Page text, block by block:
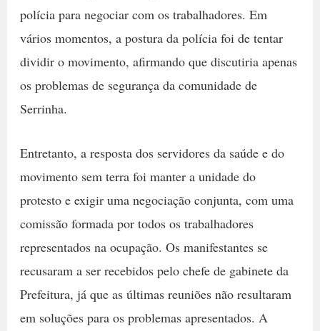
polícia para negociar com os trabalhadores. Em
vários momentos, a postura da polícia foi de tentar
dividir o movimento, afirmando que discutiria apenas
os problemas de segurança da comunidade de
Serrinha.
Entretanto, a resposta dos servidores da saúde e do
movimento sem terra foi manter a unidade do
protesto e exigir uma negociação conjunta, com uma
comissão formada por todos os trabalhadores
representados na ocupação. Os manifestantes se
recusaram a ser recebidos pelo chefe de gabinete da
Prefeitura, já que as últimas reuniões não resultaram
em soluções para os problemas apresentados. A